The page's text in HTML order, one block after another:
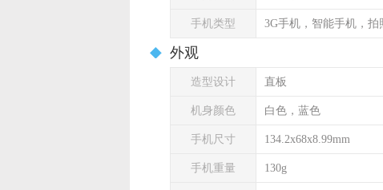
手机类型 3G手机，智能手机，拍
外观
造型设计 直板
机身颜色 白色，蓝色
手机尺寸 134.2x68x8.99mm
手机重量 130g